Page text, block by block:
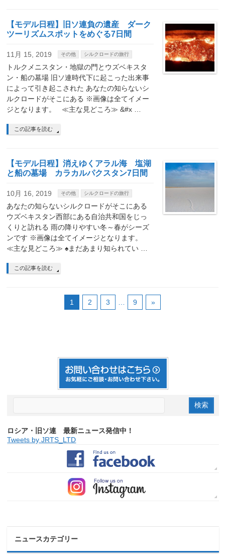
【モデル日程】旧ソ連負の遺産 ダーク
ツーリズムスポットをめぐる7日間
11月 15, 2019 その他 シルクロードの旅行
トルクメニスタン・地獄の門とウズベキスタ
ン・船の墓場 旧ソ連時代下に起こった出来事
によって引き起こされた あなたの知らないシ
ルクロードがそこにある ※画像は全てイメー
ジとなります。 ≪主な見どころ≫ &#x …
この記事を読む
【モデル日程】消えゆくアラル海 塩湖
と船の墓場 カラカルパクスタン7日間
10月 16, 2019 その他 シルクロードの旅行
あなたの知らないシルクロードがそこにある
ウズベキスタン西部にある自治共和国をじっ
くりと訪れる 雨の降りやすい冬～春がシーズ
ンです ※画像は全てイメージとなります。
≪主な見どころ≫ ♠まだあまり知られてい …
この記事を読む
1 2 3 9 »
ロシア・旧ソ連 最新ニュース発信中！
Tweets by JRTS_LTD
ニュースカテゴリー